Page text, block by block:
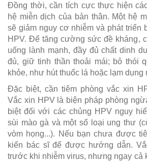
Đồng thời, cần tích cực thực hiện
hệ miễn dịch của bản thân. Một hệ
sẽ giảm nguy cơ nhiễm và phát triển
HPV. Để tăng cường sức đề kháng,
uống lành mạnh, đầy đủ chất dinh
đủ, giữ tinh thần thoải mái; bỏ thói
khỏe, như hút thuốc lá hoặc lạm
Đặc biệt, cần tiêm phòng vắc xin
Vắc xin HPV là biện pháp phòng
biệt đối với các chủng HPV nguy
sùi mào gà và một số loại ung thư
vòm họng...). Nếu bạn chưa được
kiến bác sĩ để được hướng dẫn.
trước khi nhiễm virus, nhưng ngay cả